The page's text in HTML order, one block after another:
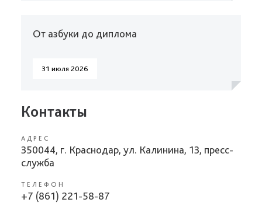
От азбуки до диплома
31 июля 2026
Контакты
АДРЕС
350044, г. Краснодар, ул. Калинина, 13, пресс-
служба
ТЕЛЕФОН
+7 (861) 221-58-87